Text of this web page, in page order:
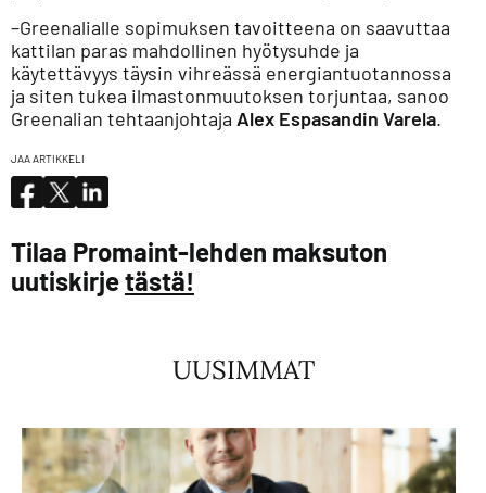
–Greenalialle sopimuksen tavoitteena on saavuttaa
kattilan paras mahdollinen hyötysuhde ja
käytettävyys täysin vihreässä energiantuotannossa
ja siten tukea ilmastonmuutoksen torjuntaa, sanoo
Greenalian tehtaanjohtaja Alex Espasandin Varela.
JAA ARTIKKELI
Tilaa Promaint-lehden maksuton
uutiskirjetästä!
UUSIMMAT